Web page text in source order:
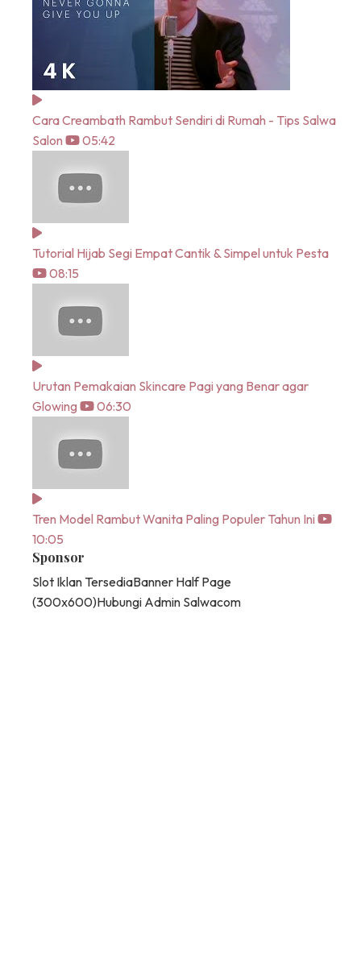
Cara Creambath Rambut Sendiri di Rumah - Tips Salwa
Salon
05:42
Tutorial Hijab Segi Empat Cantik & Simpel untuk Pesta
08:15
Urutan Pemakaian Skincare Pagi yang Benar agar
Glowing
06:30
Tren Model Rambut Wanita Paling Populer Tahun Ini
10:05
Sponsor
Slot Iklan TersediaBanner Half Page
(300x600)Hubungi Admin Salwacom